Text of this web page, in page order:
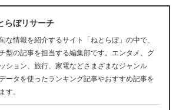
らぼリサーチ
な情報を紹介するサイト「ねとらぼ」の中で、
型の記事を担当する編集部です。エンタメ、グ
ション、旅行、家電などさまざまなジャンル
ータを使ったランキング記事やおすすめ記事を
す。